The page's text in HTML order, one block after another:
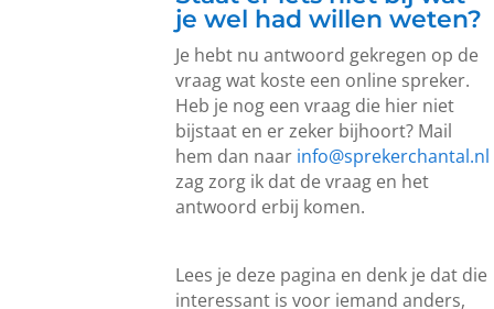
je wel had willen weten?
Je hebt nu antwoord gekregen op de
vraag wat koste een online spreker.
Heb je nog een vraag die hier niet
bijstaat en er zeker bijhoort? Mail
hem dan naar info@sprekerchantal.nl
zag zorg ik dat de vraag en het
antwoord erbij komen.
Lees je deze pagina en denk je dat die
interessant is voor iemand anders,